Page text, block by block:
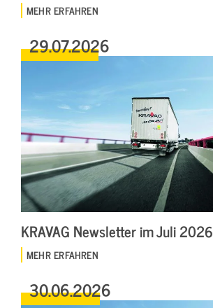
MEHR ERFAHREN
29.07.2026
KRAVAG Newsletter im Juli 2026
MEHR ERFAHREN
30.06.2026